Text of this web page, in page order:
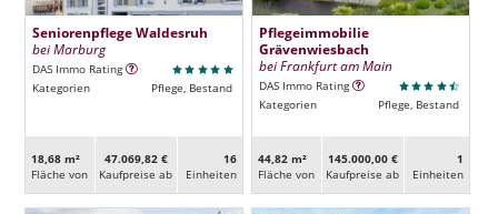
Seniorenpflege Waldesruh
bei Marburg
DAS Immo Rating
Kategorien
Pflege, Bestand
18,68 m²
Fläche von
47.069,82 €
Kaufpreise ab
16
Ein­heiten
Pflegeimmobilie
Grävenwiesbach
bei Frankfurt am Main
DAS Immo Rating
Kategorien
Pflege, Bestand
44,82 m²
Fläche von
145.000,00 €
Kaufpreise ab
1
Ein­heiten